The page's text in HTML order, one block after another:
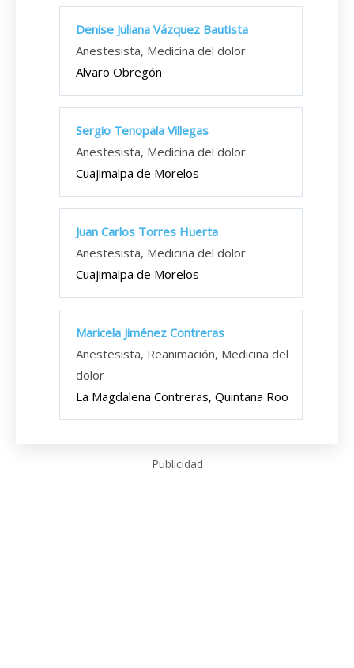
Denise Juliana Vázquez Bautista
Anestesista, Medicina del dolor
Alvaro Obregón
Sergio Tenopala Villegas
Anestesista, Medicina del dolor
Cuajimalpa de Morelos
Juan Carlos Torres Huerta
Anestesista, Medicina del dolor
Cuajimalpa de Morelos
Maricela Jiménez Contreras
Anestesista, Reanimación, Medicina del
dolor
La Magdalena Contreras, Quintana Roo
Publicidad